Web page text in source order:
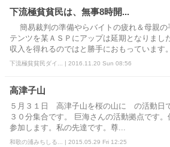
下流極貧貧民は、無事8時開...
簡易裁判の準備やらバイトの疲れ＆母親の
テンツを某ＡＳＰにアップは延期となりまし
収入を得れるのではと勝手におもっています
下流極貧貧民ダイ... | 2016.11.20 Sun 08:56
高津子山
５月３１日 高津子山を桜の山に の活動日
３０分集合です。 巨海さんの活動拠点です。
参加します。私の先達です。尊...
和歌の浦みちしる... | 2015.05.29 Fri 12:25